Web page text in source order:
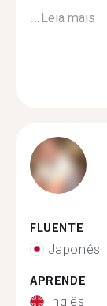
...Leia mais
FLUENTE
Japonês
APRENDE
Inglês